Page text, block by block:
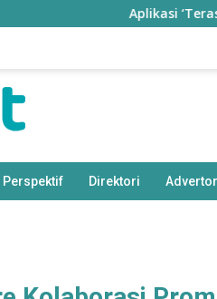
Aplikasi ‘Teras
Perspektif Direktori